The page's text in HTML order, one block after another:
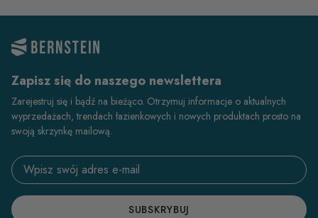
Zapisz się do naszego newslettera
Zarejestruj się i bądź na bieżąco. Otrzymuj informacje o aktualnych
wyprzedażach, trendach łazienkowych i nowych produktach prosto na
swoją skrzynkę mailową.
Email address
SUBSKRYBUJ